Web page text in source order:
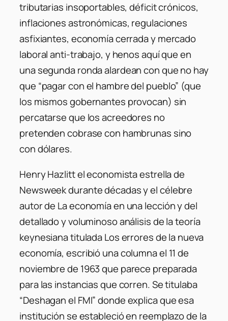
tributarias insoportables, déficit crónicos,
inflaciones astronómicas, regulaciones
asfixiantes, economía cerrada y mercado
laboral anti-trabajo, y henos aquí que en
una segunda ronda alardean con que no hay
que “pagar con el hambre del pueblo” (que
los mismos gobernantes provocan) sin
percatarse que los acreedores no
pretenden cobrase con hambrunas sino
con dólares.
Henry Hazlitt el economista estrella de
Newsweek durante décadas y el célebre
autor de La economía en una lección y del
detallado y voluminoso análisis de la teoría
keynesiana titulada Los errores de la nueva
economía, escribió una columna el 11 de
noviembre de 1963 que parece preparada
para las instancias que corren. Se titulaba
“Deshagan el FMI” donde explica que esa
institución se estableció en reemplazo de la